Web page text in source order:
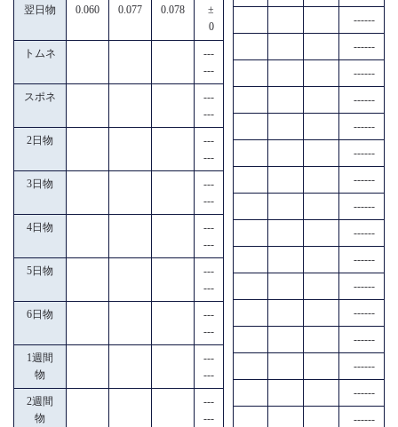
翌日物 0.060 0.077 0.078
±
0
トムネ
---
---
スポネ
---
---
2日物
---
---
3日物
---
---
4日物
---
---
5日物
---
---
6日物
---
---
1週間
物
---
---
2週間
物
---
---
------
------
------
------
------
------
------
------
------
------
------
------
------
------
------
------